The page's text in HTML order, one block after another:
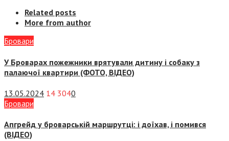
Related posts
More from author
Бровари
У Броварах пожежники врятували дитину і собаку з
палаючої квартири (ФОТО, ВІДЕО)
13.05.2024 14 3040
Бровари
Апгрейд у броварській маршрутці: і доїхав, і помився
(ВІДЕО)